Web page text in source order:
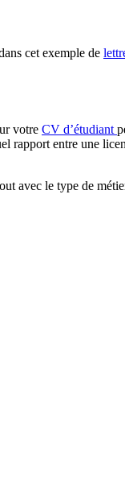
cet exemple de
votre CV d’étudiant
rapport entre une
avec le type de